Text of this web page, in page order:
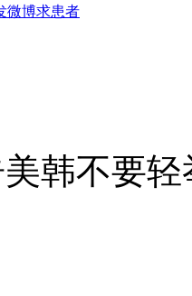
微博求患者
引猜测
后
不要轻